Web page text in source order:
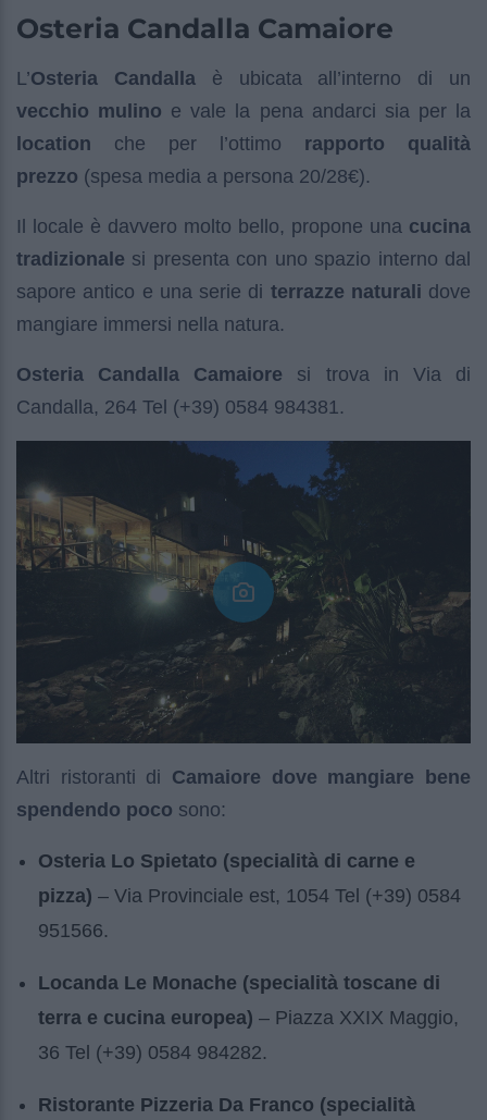
Osteria Candalla Camaiore
L’Osteria Candallaè ubicata all’interno di un
vecchio mulino e vale la pena andarci sia per la
location che per l’ottimo rapporto qualità
prezzo (spesa media a persona 20/28€).
Il locale è davvero molto bello, propone una cucina
tradizionale si presenta con uno spazio interno dal
sapore antico e una serie di terrazze naturali dove
mangiare immersi nella natura.
Osteria Candalla Camaiore si trova in Via di
Candalla, 264 Tel (+39) 0584 984381.
Altri ristoranti di Camaiore dove mangiare bene
spendendo poco sono:
Osteria Lo Spietato (specialità di carne e
pizza) – Via Provinciale est, 1054 Tel (+39) 0584
951566.
Locanda Le Monache (specialità toscane di
terra e cucina europea) – Piazza XXIX Maggio,
36 Tel (+39) 0584 984282.
Ristorante Pizzeria Da Franco (specialità